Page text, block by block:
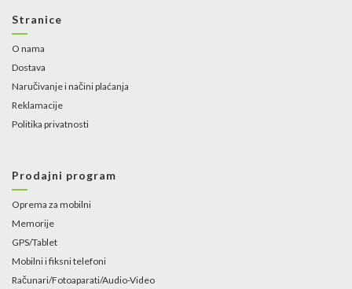
Stranice
O nama
Dostava
Naručivanje i načini plaćanja
Reklamacije
Politika privatnosti
Prodajni program
Oprema za mobilni
Memorije
GPS/Tablet
Mobilni i fiksni telefoni
Računari/Fotoaparati/Audio-Video